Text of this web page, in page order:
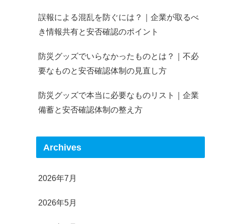
誤報による混乱を防ぐには？｜企業が取るべ
き情報共有と安否確認のポイント
防災グッズでいらなかったものとは？｜不必
要なものと安否確認体制の見直し方
防災グッズで本当に必要なものリスト｜企業
備蓄と安否確認体制の整え方
Archives
2026年7月
2026年5月